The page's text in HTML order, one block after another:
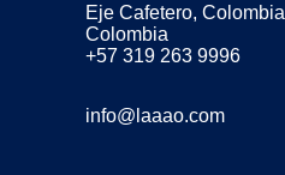
Eje Cafetero, Colombia
Colombia
+57 319 263 9996
info@laaao.com